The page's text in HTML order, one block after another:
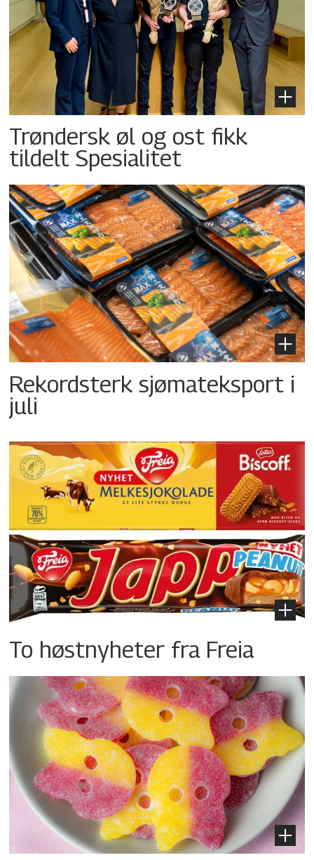
Trøndersk øl og ost fikk
tildelt Spesialitet
Rekordsterk sjømateksport i
juli
To høstnyheter fra Freia